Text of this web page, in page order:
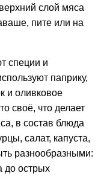
слой мяса
пите или на
специи и
паприку,
и оливковое
своё, что делает
в состав блюда
салат, капуста,
разнообразными:
до острых